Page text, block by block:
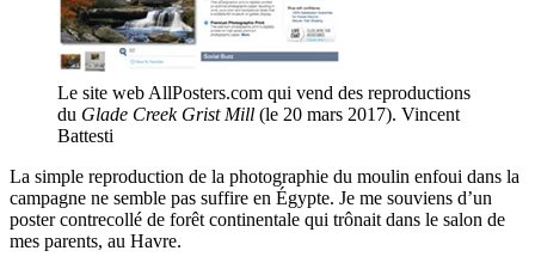
Le site web AllPosters.com qui vend des reproductions
du Glade Creek Grist Mill (le 20 mars 2017). Vincent
Battesti
La simple reproduction de la photographie du moulin enfoui dans la
campagne ne semble pas suffire en Égypte. Je me souviens d’un
poster contrecollé de forêt continentale qui trônait dans le salon de
mes parents, au Havre.